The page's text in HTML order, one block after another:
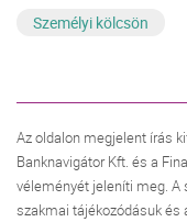
Személyi kölcsön
Az oldalon megjelent írás
Banknavigátor Kft. és a
véleményét jeleníti meg. A
szakmai tájékozódásuk és